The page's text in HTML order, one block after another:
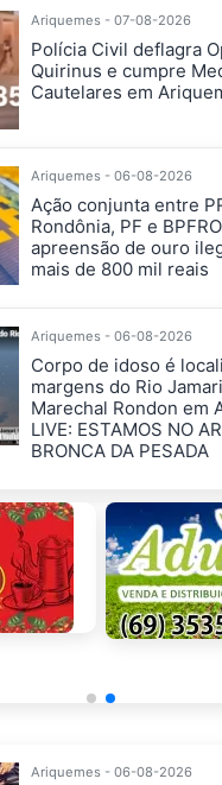
Ariquemes - 07-08-2026
Polícia Civil deflagra
Quirinus e cumpre
Cautelares em
Ariquemes - 06-08-2026
Ação conjunta entre
Rondônia, PF e
apreensão de ouro
mais de 800 mil reais
Ariquemes - 06-08-2026
Corpo de idoso é
margens do Rio
Marechal Rondon em
LIVE: ESTAMOS NO
BRONCA DA PESADA
Ariquemes - 06-08-2026